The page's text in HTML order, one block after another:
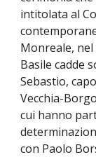
intitolata al
Monreale,
Basile cadde
Sebastio,
Vecchia-
cui hanno
con Paolo